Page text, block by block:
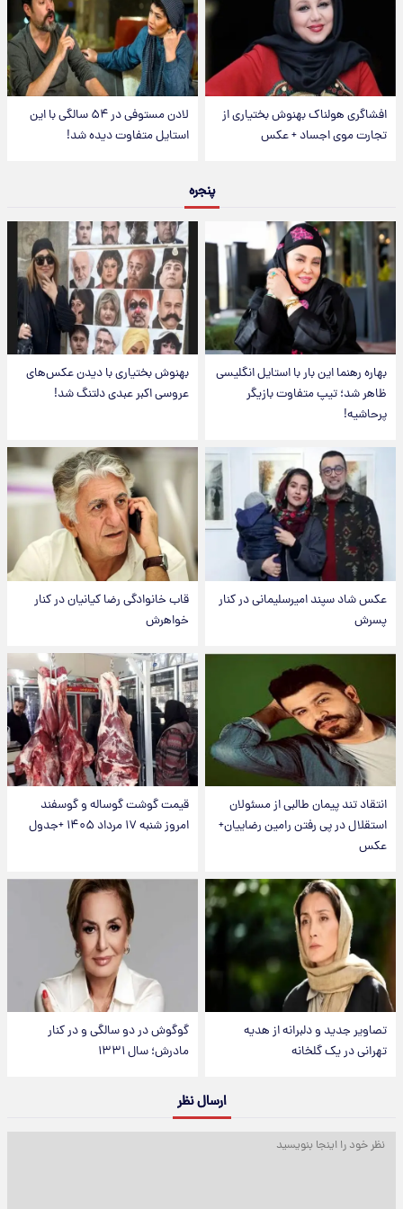
افشاگری هولناک بهنوش بختیاری از
تجارت موی اجساد + عکس
لادن مستوفی در ۵۴ سالگی با این
استایل متفاوت دیده شد!
پنجره
بهاره رهنما این بار با استایل انگلیسی
ظاهر شد؛ تیپ متفاوت بازیگر
پرحاشیه!
بهنوش بختیاری با دیدن عکس‌های
عروسی اکبر عبدی دلتنگ شد!
عکس شاد سپند امیرسلیمانی در کنار
پسرش
قاب خانوادگی رضا کیانیان در کنار
خواهرش
انتقاد تند پیمان طالبی از مسئولان
استقلال در پی رفتن رامین رضاییان+
عکس
قیمت گوشت گوساله و گوسفند
امروز شنبه ۱۷ مرداد ۱۴۰۵ +جدول
تصاویر جدید و دلبرانه از هدیه
تهرانی در یک گلخانه
گوگوش در دو سالگی و در کنار
مادرش؛ سال ۱۳۳۱
ارسال نظر